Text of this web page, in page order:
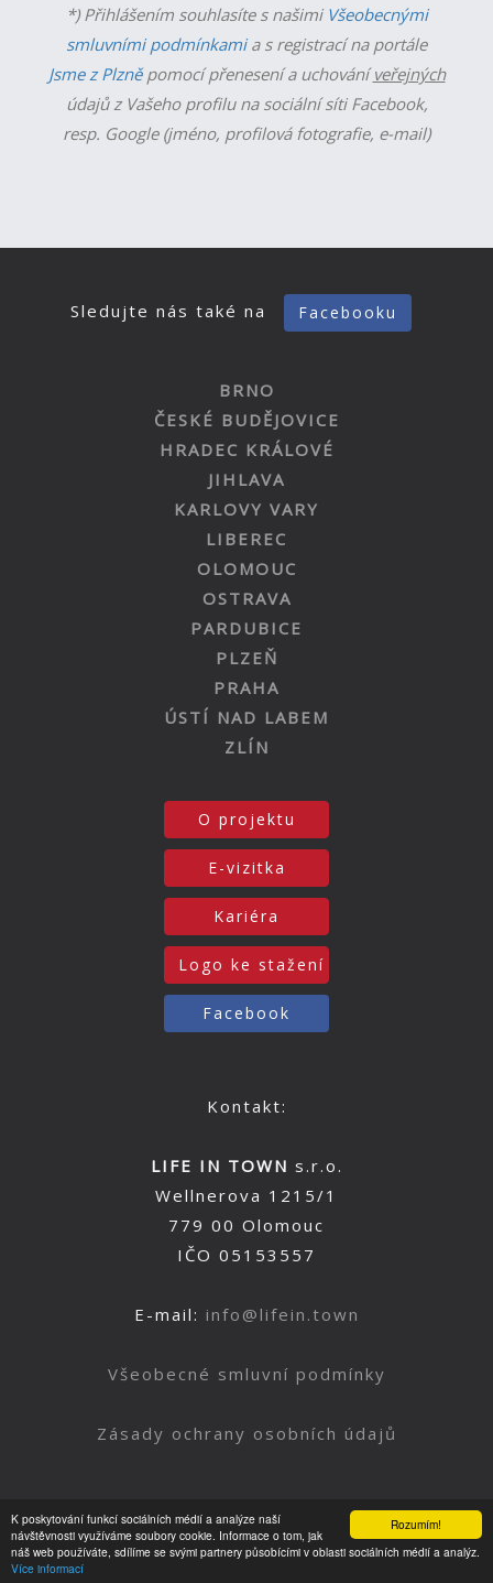
Rozumím!
K poskytování funkcí sociálních médií a analýze naší
návštěvnosti využíváme soubory cookie. Informace o tom, jak
náš web používáte, sdílíme se svými partnery působícími v oblasti sociálních médií a analýz.
Více informací
*) Přihlášením souhlasíte s našimi Všeobecnými
smluvními podmínkamia s registrací na portále
Jsme z Plzněpomocí přenesení a uchováníveřejných
údajů z Vašeho profilu na sociální síti Facebook,
resp. Google (jméno, profilová fotografie, e-mail)
Sledujte nás také na Facebooku
BRNO
ČESKÉ BUDĚJOVICE
HRADEC KRÁLOVÉ
JIHLAVA
KARLOVY VARY
LIBEREC
OLOMOUC
OSTRAVA
PARDUBICE
PLZEŇ
PRAHA
ÚSTÍ NAD LABEM
ZLÍN
O projektu
E-vizitka
Kariéra
Logo ke stažení
Facebook
Kontakt:
LIFE IN TOWN s.r.o.
Wellnerova 1215/1
779 00 Olomouc
IČO 05153557
E-mail: info@lifein.town
Všeobecné smluvní podmínky
Zásady ochrany osobních údajů
Nahoru